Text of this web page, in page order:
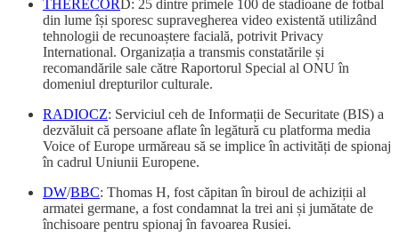
THERECORD: 25 dintre primele 100 de stadioane de fotbal
din lume își sporesc supravegherea video existentă utilizând
tehnologii de recunoaștere facială, potrivit Privacy
International. Organizația a transmis constatările și
recomandările sale către Raportorul Special al ONU în
domeniul drepturilor culturale.
RADIOCZ: Serviciul ceh de Informații de Securitate (BIS) a
dezvăluit că persoane aflate în legătură cu platforma media
Voice of Europe urmăreau să se implice în activități de spionaj
în cadrul Uniunii Europene.
DW/BBC: Thomas H, fost căpitan în biroul de achiziții al
armatei germane, a fost condamnat la trei ani și jumătate de
închisoare pentru spionaj în favoarea Rusiei.